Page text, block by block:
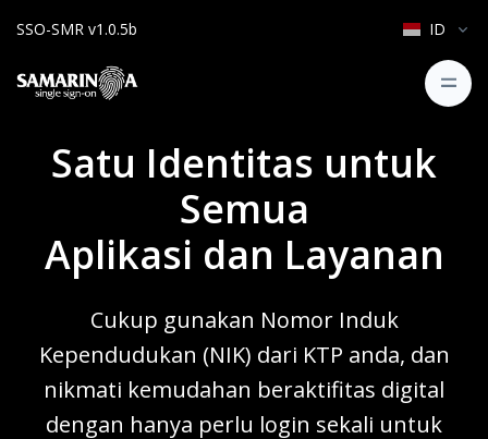
SSO-SMR v1.0.5b ID
Satu Identitas untuk
Semua
Aplikasi dan Layanan
Cukup gunakan Nomor Induk
Kependudukan (NIK) dari KTP anda, dan
nikmati kemudahan beraktifitas digital
dengan hanya perlu login sekali untuk